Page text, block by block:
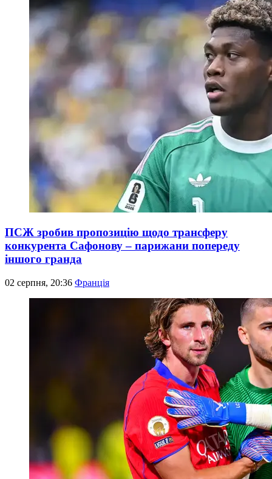
ПСЖ зробив пропозицію щодо трансферу
конкурента Сафонову – парижани попереду
іншого гранда
02 серпня, 20:36 Франція